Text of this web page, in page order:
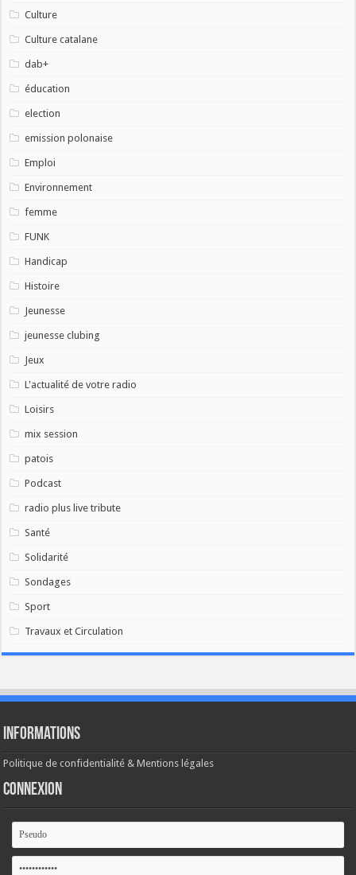
Culture
Culture catalane
dab+
éducation
election
emission polonaise
Emploi
Environnement
femme
FUNK
Handicap
Histoire
Jeunesse
jeunesse clubing
Jeux
L'actualité de votre radio
Loisirs
mix session
patois
Podcast
radio plus live tribute
Santé
Solidarité
Sondages
Sport
Travaux et Circulation
Informations
Politique de confidentialité & Mentions légales
Connexion